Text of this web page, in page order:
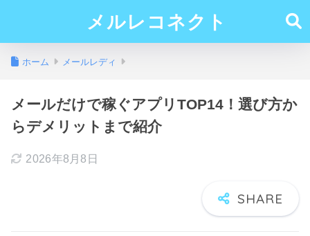
メルレコネクト
ホーム メールレディ
メールだけで稼ぐアプリTOP14！選び方か
らデメリットまで紹介
2026年8月8日